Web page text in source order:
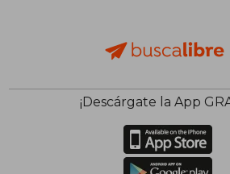
¡Descárgate la App